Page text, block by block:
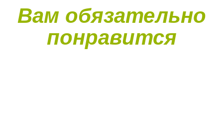
Вам обязательно
понравится